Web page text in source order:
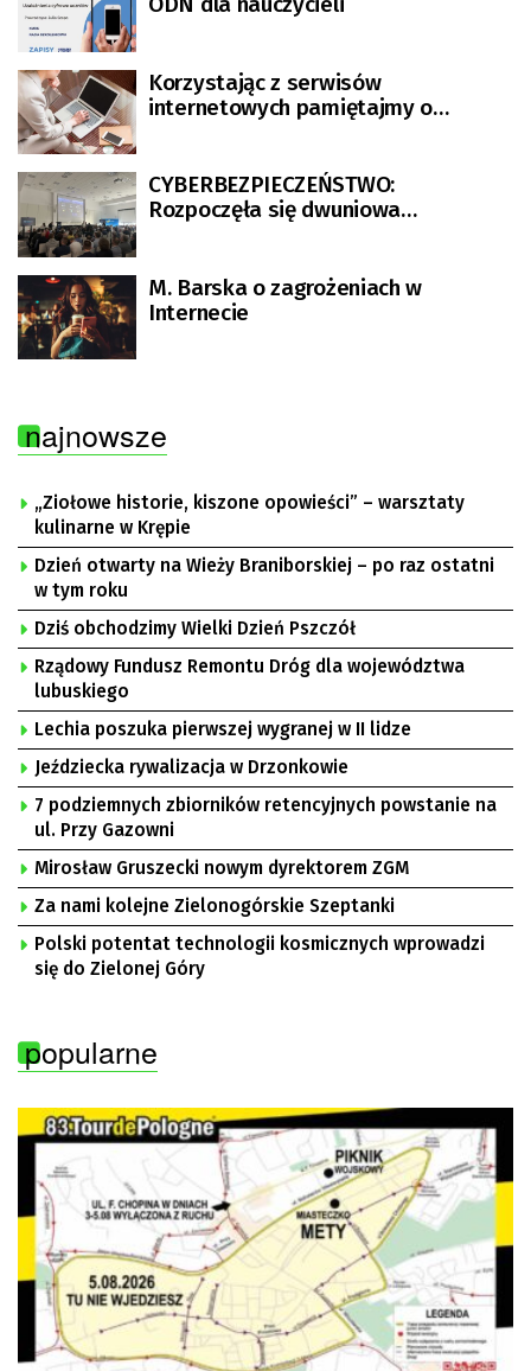
Korzystając z serwisów
internetowych pamiętajmy o
CYBERBEZPIECZEŃSTWO:
Rozpoczęła się dwuniowa
M. Barska o zagrożeniach w
Internecie
najnowsze
„Ziołowe historie, kiszone opowieści” – warsztaty
kulinarne w Krępie
Dzień otwarty na Wieży Braniborskiej – po raz ostatni
w tym roku
Dziś obchodzimy Wielki Dzień Pszczół
Rządowy Fundusz Remontu Dróg dla województwa
lubuskiego
Lechia poszuka pierwszej wygranej w II lidze
Jeździecka rywalizacja w Drzonkowie
7 podziemnych zbiorników retencyjnych powstanie na
ul. Przy Gazowni
Mirosław Gruszecki nowym dyrektorem ZGM
Za nami kolejne Zielonogórskie Szeptanki
Polski potentat technologii kosmicznych wprowadzi
się do Zielonej Góry
popularne